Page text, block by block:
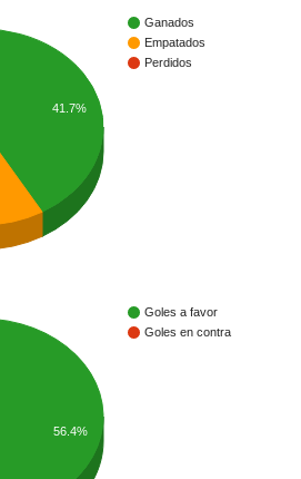
Ganados
Empatados
Perdidos
41.7%
Goles a favor
Goles en contra
56.4%